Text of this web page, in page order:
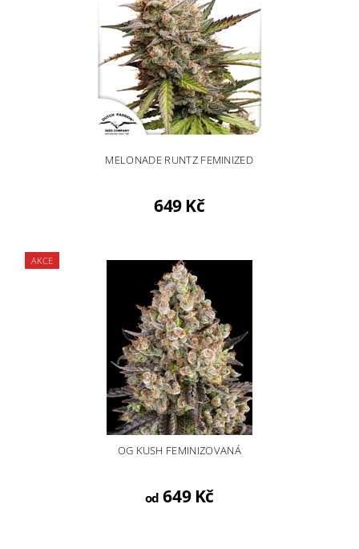
MELONADE RUNTZ FEMINIZED
649 Kč
AKCE
OG KUSH FEMINIZOVANÁ
od 649 Kč